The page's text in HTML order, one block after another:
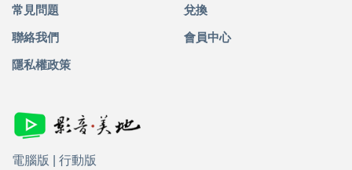
常見問題 兌換
聯絡我們 會員中心
隱私權政策
電腦版 行動版